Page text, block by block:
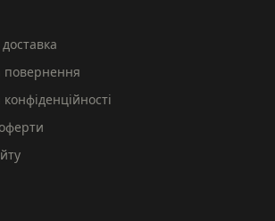
повернення
конфіденційності